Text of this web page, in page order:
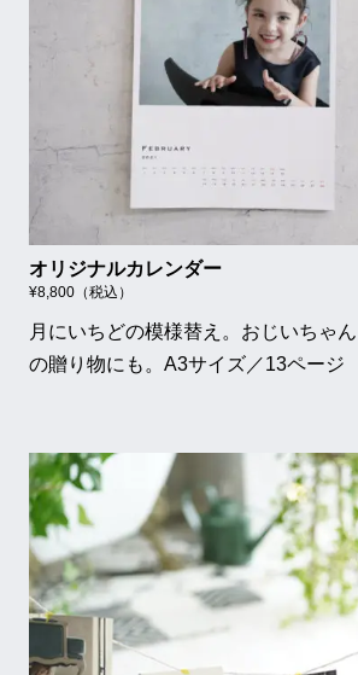
オリジナルカレンダー
¥8,800（税込）
月にいちどの模様替え。おじいちゃ
の贈り物にも。A3サイズ／13ページ